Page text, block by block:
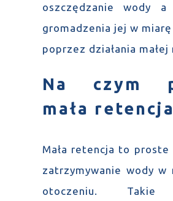
oszczędzanie wody
gromadzenia jej w
poprzez działania małej
Na czym
mała
Mała retencja to proste
zatrzymywanie wody w
otoczeniu. Takie